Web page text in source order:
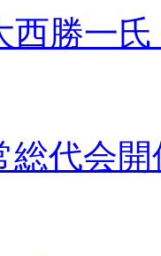
西勝一
総代会開